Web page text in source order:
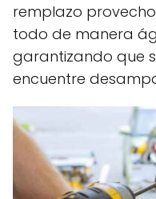
remplazo
todo de manera
garantizando que
encuentre